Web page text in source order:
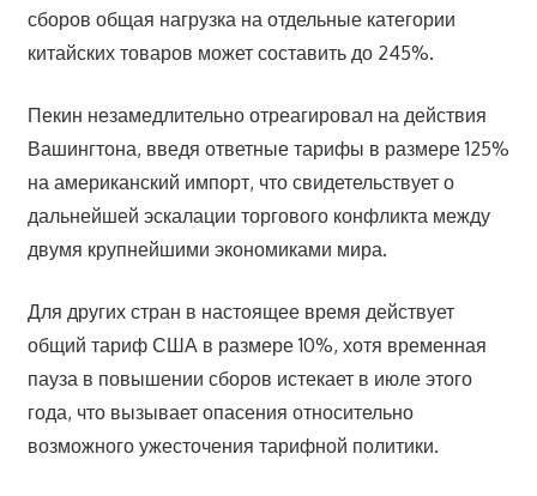
сборов общая нагрузка на отдельные категории
китайских товаров может составить до 245%.
Пекин незамедлительно отреагировал на действия
Вашингтона, введя ответные тарифы в размере 125%
на американский импорт, что свидетельствует о
дальнейшей эскалации торгового конфликта между
двумя крупнейшими экономиками мира.
Для других стран в настоящее время действует
общий тариф США в размере 10%, хотя временная
пауза в повышении сборов истекает в июле этого
года, что вызывает опасения относительно
возможного ужесточения тарифной политики.